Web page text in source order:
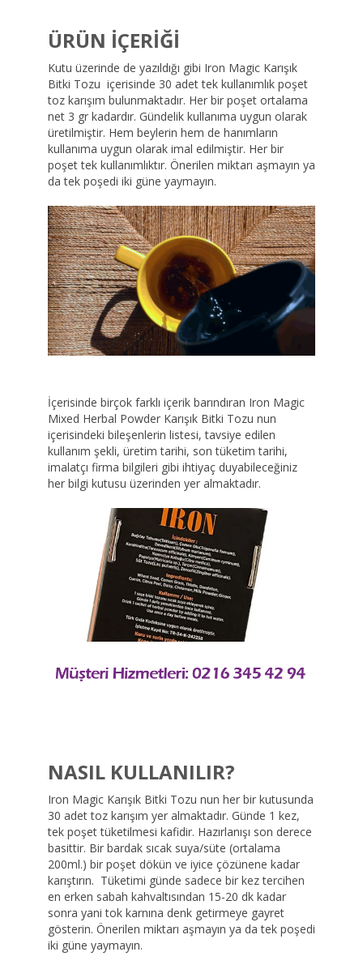
ÜRÜN İÇERİĞİ
Kutu üzerinde de yazıldığı gibi Iron Magic Karışık
Bitki Tozu içerisinde 30 adet tek kullanımlık poşet
toz karışım bulunmaktadır. Her bir poşet ortalama
net 3 gr kadardır. Gündelik kullanıma uygun olarak
üretilmiştir. Hem beylerin hem de hanımların
kullanıma uygun olarak imal edilmiştir. Her bir
poşet tek kullanımlıktır. Önerilen miktarı aşmayın ya
da tek poşedi iki güne yaymayın.
İçerisinde birçok farklı içerik barındıran Iron Magic
Mixed Herbal Powder Karışık Bitki Tozu nun
içerisindeki bileşenlerin listesi, tavsiye edilen
kullanım şekli, üretim tarihi, son tüketim tarihi,
imalatçı firma bilgileri gibi ihtiyaç duyabileceğiniz
her bilgi kutusu üzerinden yer almaktadır.
NASIL KULLANILIR?
Iron Magic Karışık Bitki Tozu nun her bir kutusunda
30 adet toz karışım yer almaktadır. Günde 1 kez,
tek poşet tüketilmesi kafidir. Hazırlanışı son derece
basittir. Bir bardak sıcak suya/süte (ortalama
200ml.) bir poşet dökün ve iyice çözünene kadar
karıştırın. Tüketimi günde sadece bir kez tercihen
en erken sabah kahvaltısından 15-20 dk kadar
sonra yani tok karnına denk getirmeye gayret
gösterin. Önerilen miktarı aşmayın ya da tek poşedi
iki güne yaymayın.